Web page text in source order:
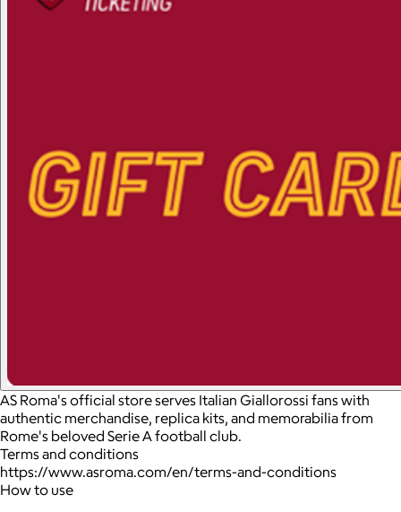
AS Roma's official store serves Italian Giallorossi fans with
authentic merchandise, replica kits, and memorabilia from
Rome's beloved Serie A football club.
Terms and conditions
https://www.asroma.com/en/terms-and-conditions
How to use